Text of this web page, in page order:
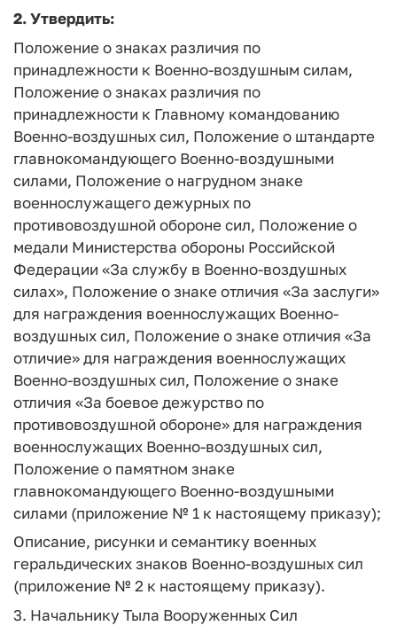
2. Утвердить:
Положение о знаках различия по
принадлежности к Военно-воздушным силам,
Положение о знаках различия по
принадлежности к Главному командованию
Военно-воздушных сил, Положение о штандарте
главнокомандующего Военно-воздушными
силами, Положение о нагрудном знаке
военнослужащего дежурных по
противовоздушной обороне сил, Положение о
медали Министерства обороны Российской
Федерации «За службу в Военно-воздушных
силах», Положение о знаке отличия «За заслуги»
для награждения военнослужащих Военно-
воздушных сил, Положение о знаке отличия «За
отличие» для награждения военнослужащих
Военно-воздушных сил, Положение о знаке
отличия «За боевое дежурство по
противовоздушной обороне» для награждения
военнослужащих Военно-воздушных сил,
Положение о памятном знаке
главнокомандующего Военно-воздушными
силами (приложение № 1 к настоящему приказу);
Описание, рисунки и семантику военных
геральдических знаков Военно-воздушных сил
(приложение № 2 к настоящему приказу).
3. Начальнику Тыла Вооруженных Сил